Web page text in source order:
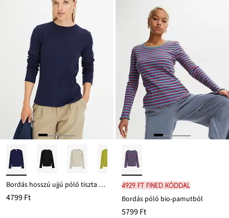
Bordás hosszú ujjú póló tiszta pamutból
4799 Ft
4929 Ft FINED kóddal
Bordás póló bio-pamutból
5799 Ft